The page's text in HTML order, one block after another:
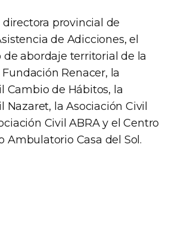
provincial de
de Adicciones, el
abordaje territorial de la
Fundación Renacer, la
Cambio de Hábitos, la
Nazaret, la Asociación Civil
Civil ABRA y el Centro
Ambulatorio Casa del Sol.